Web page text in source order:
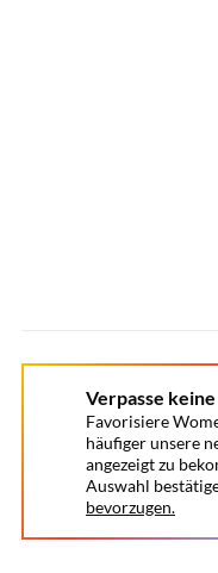
Verpasse
Favorisiere
häufiger unsere
angezeigt zu
Auswahl
bevorzugen.